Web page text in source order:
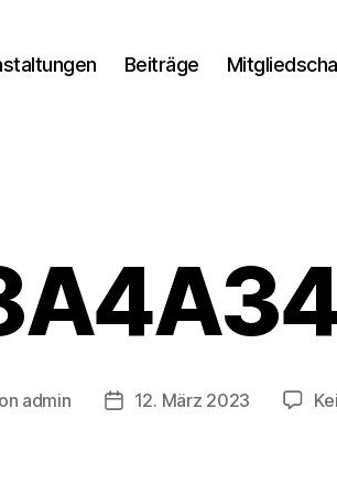
Beiträge
admin Veröffentlichungsdatum
12. März 2023